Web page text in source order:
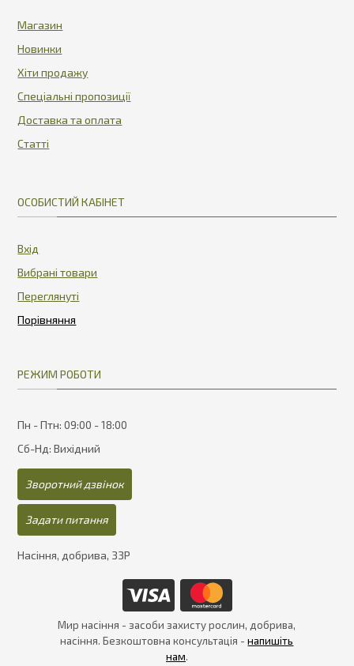
Магазин
Новинки
Хіти продажу
Спеціальні пропозиції
Доставка та оплата
Статті
ОСОБИСТИЙ КАБІНЕТ
Вхід
Вибрані товари
Переглянуті
РЕЖИМ РОБОТИ
Пн - Птн: 09:00 - 18:00
Сб-Нд: Вихідний
Зворотний дзвінок
Задати питання
Насіння, добрива, ЗЗР
Мир насіння - засоби захисту рослин, добрива,
насіння. Безкоштовна консультація -напишіть
нам.